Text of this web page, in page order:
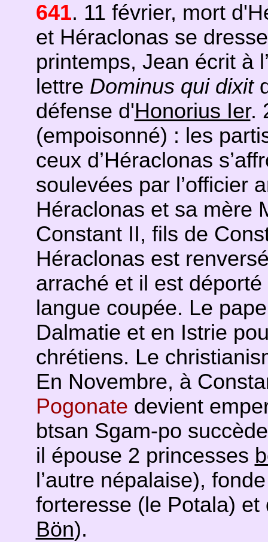
641. 11 février, mort
et Héraclonas se
printemps, Jean écrit à
lettre Dominus qui dixit
défense d'Honorius Ier.
(empoisonné) : les
ceux d’Héraclonas
soulevées par l’officier
Héraclonas et sa mère
Constant II, fils de
Héraclonas est
arraché et il est
langue coupée. Le
Dalmatie et en Istrie
chrétiens. Le
En Novembre, à
Pogonate devient
btsan Sgam-po
il épouse 2 princesses
l’autre népalaise), fonde
forteresse (le Potala) et
Bön).